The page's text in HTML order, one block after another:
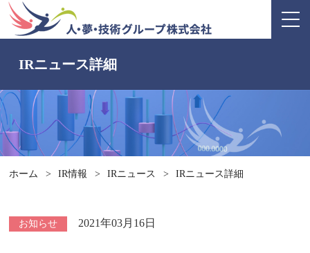
IRニュース詳細
ホーム > IR情報 > IRニュース > IRニュース詳細
お知らせ 2021年03月16日